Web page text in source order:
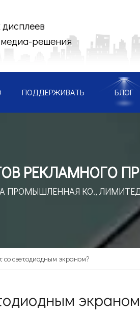
решения
ПОДДЕРЖИВАТЬ БЛОГ
РЕКЛАМНОГО
ПРОМЫШЛЕННАЯ КО.,
светодиодным экраном?